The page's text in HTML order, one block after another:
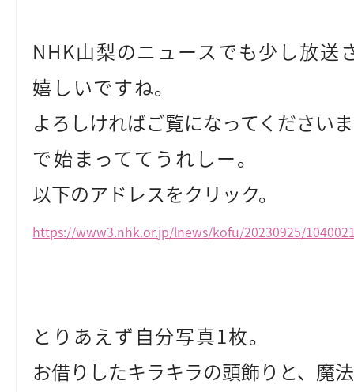
NHK山梨のニュースでも少し放送
嬉しいですね。
よろしければご覧になってください
で始まっててうれしー。
以下のアドレスをクリック。
https://www3.nhk.or.jp/lnews/kofu/20230925/
とりあえず自分写真1枚。
お借りしたキラキラの頭飾りと、魔